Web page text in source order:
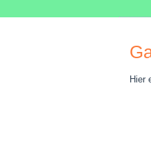
Hier